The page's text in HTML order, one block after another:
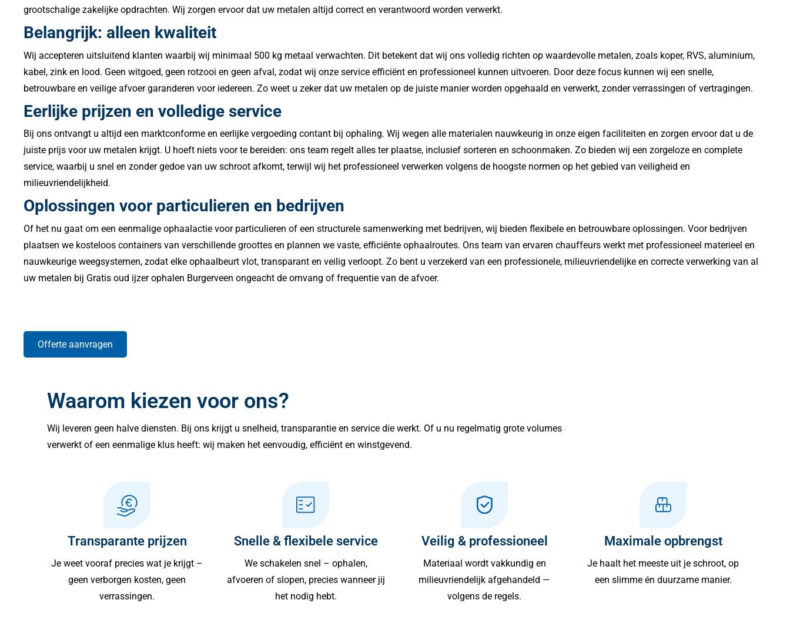
grootschalige zakelijke opdrachten. Wij zorgen ervoor dat uw metalen altijd correct en verantwoord worden verwerkt.
Belangrijk: alleen kwaliteit
Wij accepteren uitsluitend klanten waarbij wij minimaal 500 kg metaal verwachten. Dit betekent dat wij ons volledig richten op waardevolle metalen, zoals koper, RVS, aluminium,
kabel, zink en lood. Geen witgoed, geen rotzooi en geen afval, zodat wij onze service efficiënt en professioneel kunnen uitvoeren. Door deze focus kunnen wij een snelle,
betrouwbare en veilige afvoer garanderen voor iedereen. Zo weet u zeker dat uw metalen op de juiste manier worden opgehaald en verwerkt, zonder verrassingen of vertragingen.
Eerlijke prijzen en volledige service
Bij ons ontvangt u altijd een marktconforme en eerlijke vergoeding contant bij ophaling. Wij wegen alle materialen nauwkeurig in onze eigen faciliteiten en zorgen ervoor dat u de
juiste prijs voor uw metalen krijgt. U hoeft niets voor te bereiden: ons team regelt alles ter plaatse, inclusief sorteren en schoonmaken. Zo bieden wij een zorgeloze en complete
service, waarbij u snel en zonder gedoe van uw schroot afkomt, terwijl wij het professioneel verwerken volgens de hoogste normen op het gebied van veiligheid en
milieuvriendelijkheid.
Oplossingen voor particulieren en bedrijven
Of het nu gaat om een eenmalige ophaalactie voor particulieren of een structurele samenwerking met bedrijven, wij bieden flexibele en betrouwbare oplossingen. Voor bedrijven
plaatsen we kosteloos containers van verschillende groottes en plannen we vaste, efficiënte ophaalroutes. Ons team van ervaren chauffeurs werkt met professioneel materieel en
nauwkeurige weegsystemen, zodat elke ophaalbeurt vlot, transparant en veilig verloopt. Zo bent u verzekerd van een professionele, milieuvriendelijke en correcte verwerking van al
uw metalen bij Gratis oud ijzer ophalen Burgerveen ongeacht de omvang of frequentie van de afvoer.
Offerte aanvragen
Waarom kiezen voor ons?
Wij leveren geen halve diensten. Bij ons krijgt u snelheid, transparantie en service die werkt. Of u nu regelmatig grote volumes
verwerkt of een eenmalige klus heeft: wij maken het eenvoudig, efficiënt en winstgevend.
Transparante prijzen
Je weet vooraf precies wat je krijgt –
geen verborgen kosten, geen
verrassingen.
Snelle & flexibele service
We schakelen snel – ophalen,
afvoeren of slopen, precies wanneer jij
het nodig hebt.
Veilig & professioneel
Materiaal wordt vakkundig en
milieuvriendelijk afgehandeld —
volgens de regels.
Maximale opbrengst
Je haalt het meeste uit je schroot, op
een slimme én duurzame manier.